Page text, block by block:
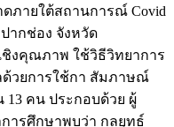
ภายใต้สถานการณ์ Covid
ากช่อง จังหวัด
ชิงคุณภาพ ใช้วิธีวิทยาการ
วยการใช้กา สัมภาษณ์
คน ประกอบด้วย ผู้
ารศึกษาพบว่า กลยุทธ์